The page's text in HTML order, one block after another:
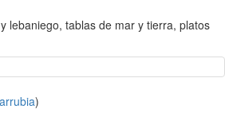
lebaniego, tablas de mar y tierra, platos
)